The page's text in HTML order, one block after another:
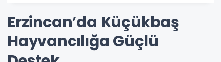
Erzincan’da Küçükbaş
Hayvancılığa Güçlü